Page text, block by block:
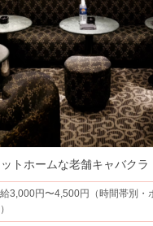
トホームな老舗キャバクラ
3,000円〜4,500円（時間帯別・